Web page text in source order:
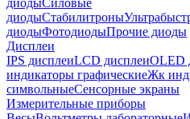
диодыСиловые
диодыСтабилитроны
диодыФотодиодыПрочие диоды
Дисплеи
IPS дисплеиLCD дисплеиOLED
индикаторы графическиеЖк
символьныеСенсорные экраны
Измерительные приборы